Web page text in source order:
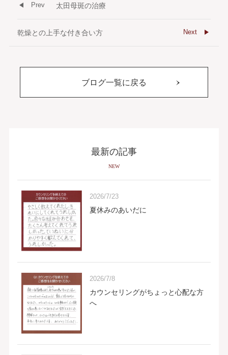
太田母斑の治療
Prev
乾燥との上手な付き合い方 Next
ブログ一覧に戻る
最新の記事
NEW
2026/7/23
夏休みのあいだに
2026/7/8
カウンセリングがちょっと心配な方
へ